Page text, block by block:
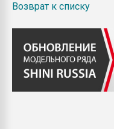
Возврат к списку